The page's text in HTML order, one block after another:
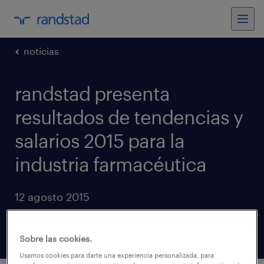
noticias
randstad presenta
resultados de tendencias y
salarios 2015 para la
industria farmacéutica
12 agosto 2015
Sobre las cookies.
Usamos cookies para darte una experiencia personalizada, para